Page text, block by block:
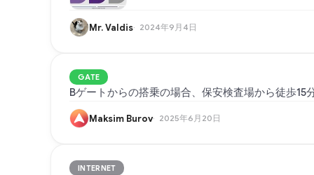
Mr. Valdis 2024年9月4日
GATE
Bゲートからの搭乗の場合、保安検査場から徒歩15
Maksim Burov 2025年6月20日
INTERNET